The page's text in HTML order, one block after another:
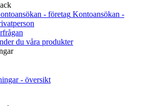
- företag Kontoansökan -
du våra produkter
- översikt